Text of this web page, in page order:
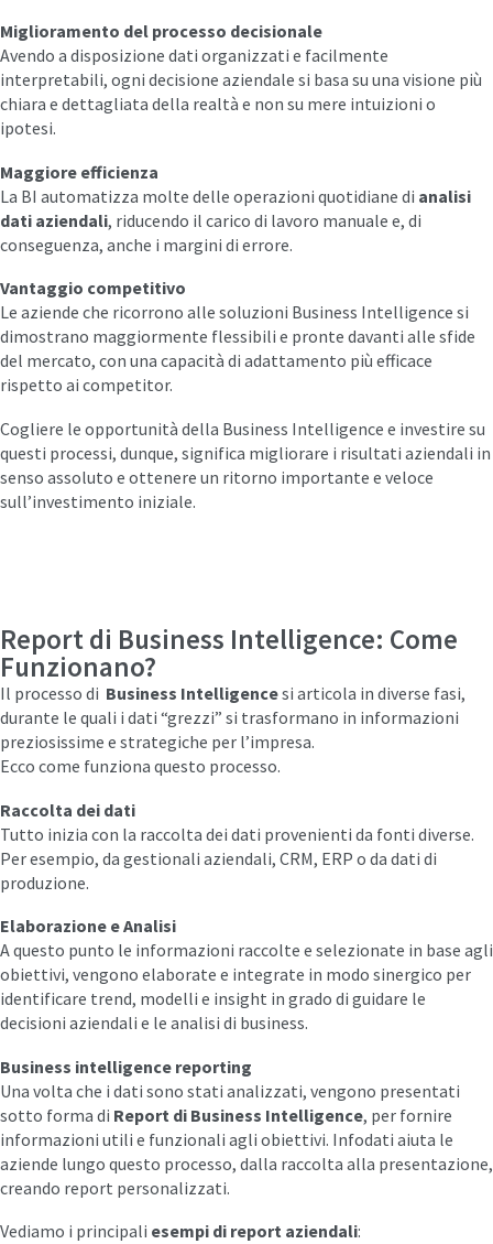
Miglioramento del processo decisionale
Avendo a disposizione dati organizzati e facilmente
interpretabili, ogni decisione aziendale si basa su una visione più
chiara e dettagliata della realtà e non su mere intuizioni o
ipotesi.
Maggiore efficienza
La BI automatizza molte delle operazioni quotidiane di analisi
dati aziendali, riducendo il carico di lavoro manuale e, di
conseguenza, anche i margini di errore.
Vantaggio competitivo
Le aziende che ricorrono alle soluzioni Business Intelligence si
dimostrano maggiormente flessibili e pronte davanti alle sfide
del mercato, con una capacità di adattamento più efficace
rispetto ai competitor.
Cogliere le opportunità della Business Intelligence e investire su
questi processi, dunque, significa migliorare i risultati aziendali in
senso assoluto e ottenere un ritorno importante e veloce
sull’investimento iniziale.
Report di Business Intelligence: Come
Funzionano?
Il processo di Business Intelligencesi articola in diverse fasi,
durante le quali i dati “grezzi” si trasformano in informazioni
preziosissime e strategiche per l’impresa.
Ecco come funziona questo processo.
Raccolta dei dati
Tutto inizia con la raccolta dei dati provenienti da fonti diverse.
Per esempio, da gestionali aziendali, CRM, ERP o da dati di
produzione.
Elaborazione e Analisi
A questo punto le informazioni raccolte e selezionate in base agli
obiettivi, vengono elaborate e integrate in modo sinergico per
identificare trend, modelli e insight in grado di guidare le
decisioni aziendali e le analisi di business.
Business intelligence reporting
Una volta che i dati sono stati analizzati, vengono presentati
sotto forma di Report di Business Intelligence, per fornire
informazioni utili e funzionali agli obiettivi. Infodati aiuta le
aziende lungo questo processo, dalla raccolta alla presentazione,
creando report personalizzati.
Vediamo i principali esempi di report aziendali: